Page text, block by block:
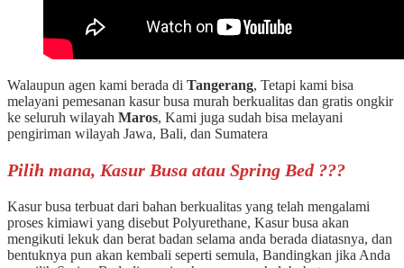
Walaupun agen kami berada di Tangerang, Tetapi kami bisa
melayani pemesanan kasur busa murah berkualitas dan gratis ongkir
ke seluruh wilayah Maros, Kami juga sudah bisa melayani
pengiriman wilayah Jawa, Bali, dan Sumatera
Pilih mana, Kasur Busa atau Spring Bed ???
Kasur busa terbuat dari bahan berkualitas yang telah mengalami
proses kimiawi yang disebut Polyurethane, Kasur busa akan
mengikuti lekuk dan berat badan selama anda berada diatasnya, dan
bentuknya pun akan kembali seperti semula, Bandingkan jika Anda